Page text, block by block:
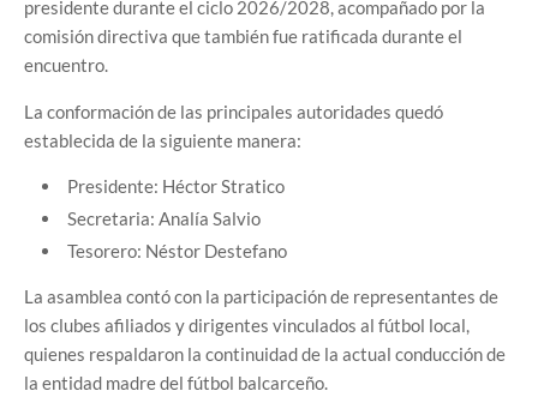
presidente durante el ciclo 2026/2028, acompañado por la
comisión directiva que también fue ratificada durante el
encuentro.
La conformación de las principales autoridades quedó
establecida de la siguiente manera:
Presidente: Héctor Stratico
Secretaria: Analía Salvio
Tesorero: Néstor Destefano
La asamblea contó con la participación de representantes de
los clubes afiliados y dirigentes vinculados al fútbol local,
quienes respaldaron la continuidad de la actual conducción de
la entidad madre del fútbol balcarceño.